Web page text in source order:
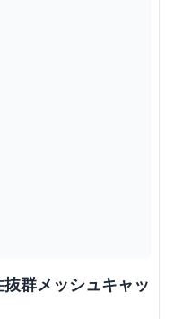
群メッシュキャッ